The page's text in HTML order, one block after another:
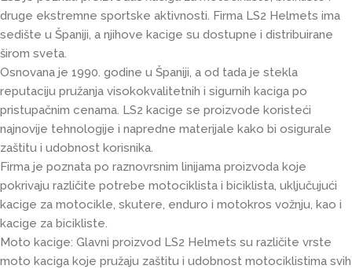
druge ekstremne sportske aktivnosti. Firma LS2 Helmets ima
sedište u Španiji, a njihove kacige su dostupne i distribuirane
širom sveta.
Osnovana je 1990. godine u Španiji, a od tada je stekla
reputaciju pružanja visokokvalitetnih i sigurnih kaciga po
pristupačnim cenama. LS2 kacige se proizvode koristeći
najnovije tehnologije i napredne materijale kako bi osigurale
zaštitu i udobnost korisnika.
Firma je poznata po raznovrsnim linijama proizvoda koje
pokrivaju različite potrebe motociklista i biciklista, uključujući
kacige za motocikle, skutere, enduro i motokros vožnju, kao i
kacige za bicikliste.
Moto kacige: Glavni proizvod LS2 Helmets su različite vrste
moto kaciga koje pružaju zaštitu i udobnost motociklistima svih